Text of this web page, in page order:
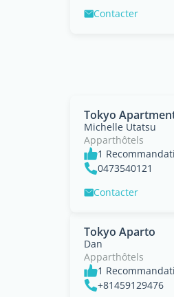
Contacter
Tokyo
Michelle Utatsu
Apparthôtels
1
0473540121
Contacter
Tokyo Aparto
Dan
Apparthôtels
1
+81459129476